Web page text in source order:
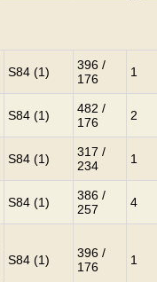
S84 (1)
396 /
176
1
S84 (1)
482 /
176
2
S84 (1)
317 /
234
1
S84 (1)
386 /
257
4
S84 (1)
396 /
176
1